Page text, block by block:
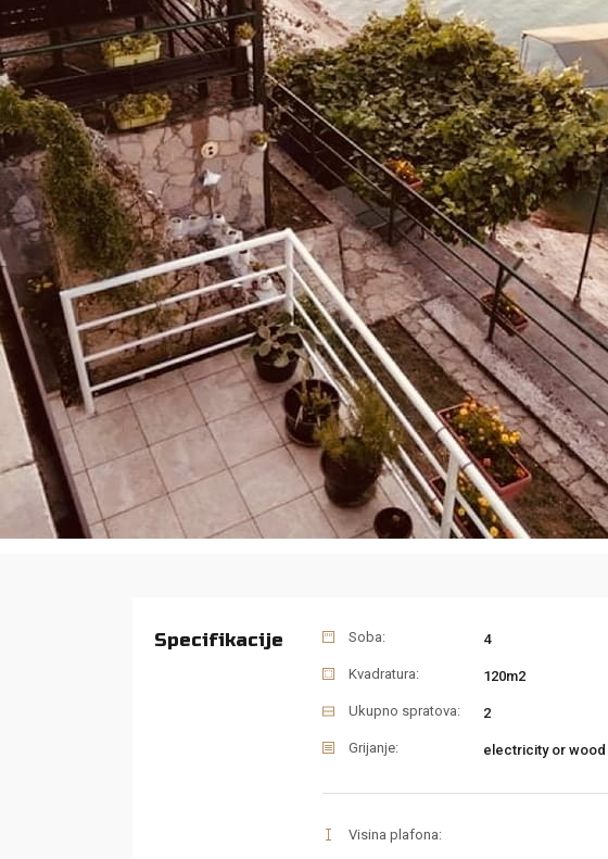
Specifikacije Soba: 4
Kvadratura: 120m2
Ukupno spratova: 2
Grijanje: electricity or wood
Visina plafona: